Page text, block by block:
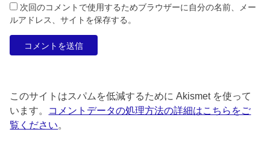
次回のコメントで使用するためブラウザーに自分の名前、メー
ルアドレス、サイトを保存する。
このサイトはスパムを低減するために Akismet を使って
います。 コメントデータの処理方法の詳細はこちらをご
覧ください。